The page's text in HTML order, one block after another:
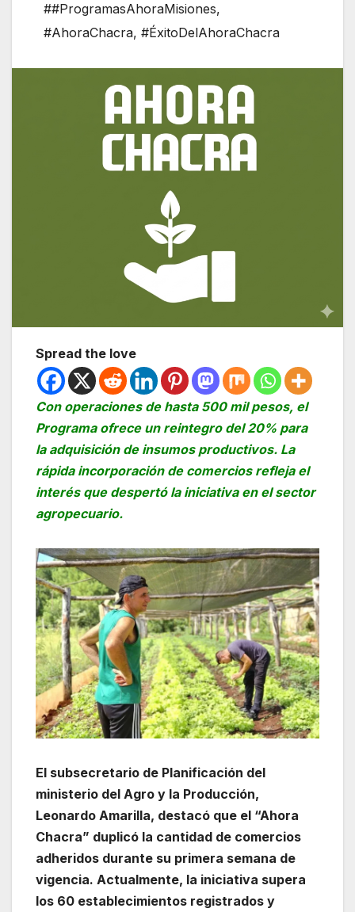
##ProgramasAhoraMisiones,
#AhoraChacra, #ÉxitoDelAhoraChacra
Spread the love
Con operaciones de hasta 500 mil pesos, el
Programa ofrece un reintegro del 20% para
la adquisición de insumos productivos. La
rápida incorporación de comercios refleja el
interés que despertó la iniciativa en el sector
agropecuario.
El subsecretario de Planificación del
ministerio del Agro y la Producción,
Leonardo Amarilla, destacó que el “Ahora
Chacra” duplicó la cantidad de comercios
adheridos durante su primera semana de
vigencia. Actualmente, la iniciativa supera
los 60 establecimientos registrados y